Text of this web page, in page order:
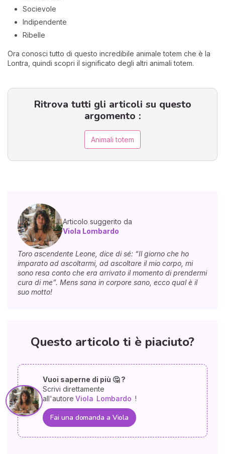
Socievole
Indipendente
Ribelle
Ora conosci tutto di questo incredibile animale totem che è la
Lontra, quindi scopri il significato degli altri animali totem.
Ritrova tutti gli articoli su questo
argomento :
Animali totem
Articolo suggerito da
Viola Lombardo
Toro ascendente Leone, dice di sé: “Il giorno che ho
imparato ad ascoltarmi, ad ascoltare il mio corpo, mi
sono resa conto che era arrivato il momento di prendermi
cura di me”. Mens sana in corpore sano, ecco qual è il
suo motto!
Questo articolo ti è piaciuto?
Vuoi saperne di più 🤔 ?
Scrivi direttamente
all'autore Viola Lombardo !
Fai una domanda a Viola